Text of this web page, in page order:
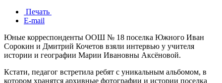
Печать
E-mail
Юные корреспонденты ООШ № 18 поселка Южного Иван
Сорокин и Дмитрий Кочетов взяли интервью у учителя
истории и географии Марии Ивановны Аксёновой.
Кстати, педагог встретила ребят с уникальным альбомом, в
котором хранятся архивные фотографии и истории поселка